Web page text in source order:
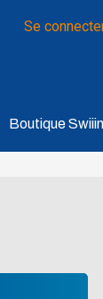
Se
Boutique